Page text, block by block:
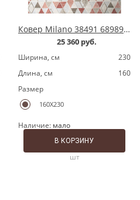
Ковер Milano 38491 689891 grey/pink
25 360 руб.
Ширина, cм
230
Длина, cм
160
Размер
160X230
Наличие: мало
шт
В КОРЗИНУ